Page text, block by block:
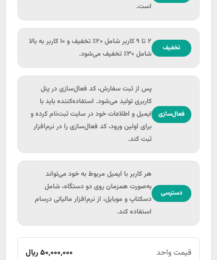
استاندارد سازی اکسل صادرات
حقوق دستمزد
محاسبه حقوق، فوق‌العاده و فیش حقوقی 1404
طرح طبقه بندی مشاغل
است.
تخفیف
۲ تا ۹ کاربر شامل ۲۰٪ تخفیف و ۱۰ کاربر به بالا
شامل ۳۰٪ تخفیف می‌شود.
فعال‌سازی
پس از ثبت سفارش، کد فعال‌سازی در پنل
کاربری تولید می‌شود. استفاده‌کننده باید با
ایمیل و اطلاعات خود در سایت ثبت‌نام کرده و
برای اولین ورود، کد فعال‌سازی را در نرم‌افزار
ثبت کند.
دسترسی
هر کاربر با ایمیل مربوط به خود می‌تواند
به‌صورت همزمان روی دو دستگاه، شامل
دسکتاپ و موبایل، از نرم‌افزار مالیاتی درسام
استفاده کند.
قیمت واحد
۵۰٬۰۰۰٬۰۰۰ ریال